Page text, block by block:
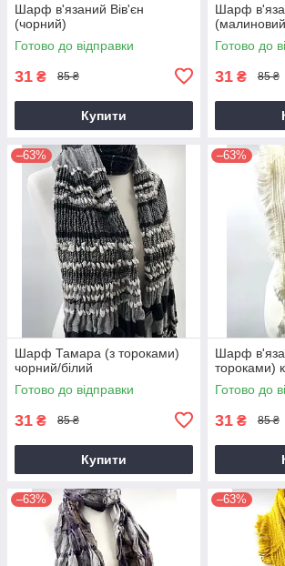
Шарф в'язаний Вів'єн
(чорний)
Готово до відправки
31 ₴ 85 ₴
Купити
Шарф
Готово до
31 ₴ 85 ₴
–63%
Шарф Тамара (з тороками)
чорний/білий
Готово до відправки
31 ₴ 85 ₴
Купити
–63%
Шарф
тороками)
Готово до
31 ₴ 85 ₴
–63% –63%